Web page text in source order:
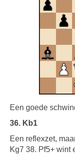
Een goede
36. Kb1
Een reflexzet,
Kg7 38. Pf5+ wint